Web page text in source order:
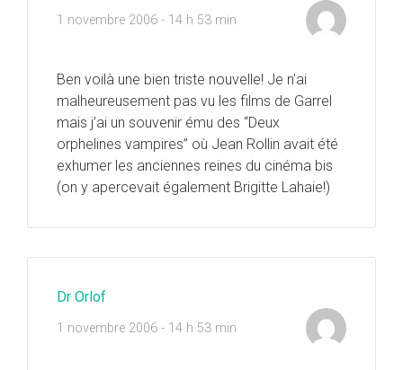
1 novembre 2006 - 14 h 53 min
Ben voilà une bien triste nouvelle! Je n’ai
malheureusement pas vu les films de Garrel
mais j’ai un souvenir ému des “Deux
orphelines vampires” où Jean Rollin avait été
exhumer les anciennes reines du cinéma bis
(on y apercevait également Brigitte Lahaie!)
Dr Orlof
1 novembre 2006 - 14 h 53 min